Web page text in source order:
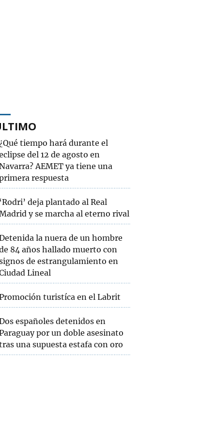
tiempo hará durante el
del 12 de agosto en
AEMET ya tiene una
respuesta
‘Rodri’ deja plantado al Real
y se marcha al eterno rival
la nuera de un hombre
84 años hallado muerto con
de estrangulamiento en
Lineal
turistíca en el Labrit
españoles detenidos en
por un doble asesinato
una supuesta estafa con oro